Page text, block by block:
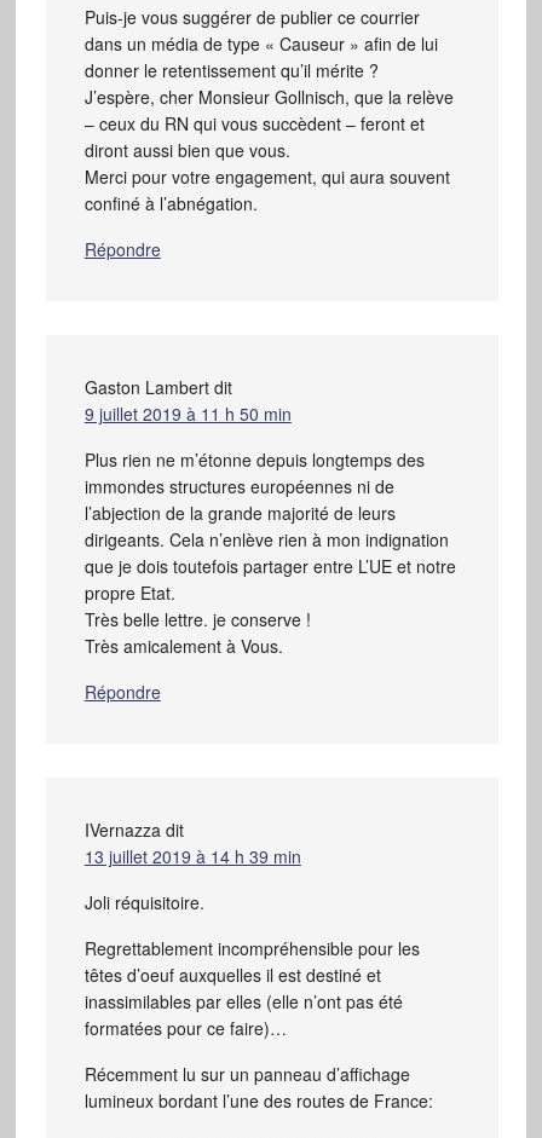
Puis-je vous suggérer de publier ce courrier
dans un média de type « Causeur » afin de lui
donner le retentissement qu’il mérite ?
J’espère, cher Monsieur Gollnisch, que la relève
– ceux du RN qui vous succèdent – feront et
diront aussi bien que vous.
Merci pour votre engagement, qui aura souvent
confiné à l’abnégation.
Répondre
Gaston Lambert dit
9 juillet 2019 à 11 h 50 min
Plus rien ne m’étonne depuis longtemps des
immondes structures européennes ni de
l’abjection de la grande majorité de leurs
dirigeants. Cela n’enlève rien à mon indignation
que je dois toutefois partager entre L’UE et notre
propre Etat.
Très belle lettre. je conserve !
Très amicalement à Vous.
Répondre
IVernazza dit
13 juillet 2019 à 14 h 39 min
Joli réquisitoire.
Regrettablement incompréhensible pour les
têtes d’oeuf auxquelles il est destiné et
inassimilables par elles (elle n’ont pas été
formatées pour ce faire)…
Récemment lu sur un panneau d’affichage
lumineux bordant l’une des routes de France: